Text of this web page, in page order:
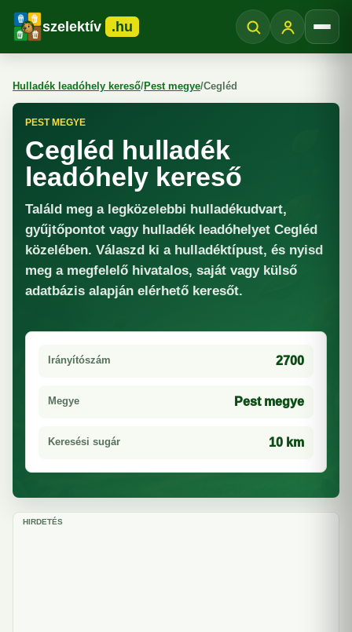
szelektív .hu
Hulladék leadóhely kereső/Pest megye/Cegléd
PEST MEGYE
Cegléd hulladék
leadóhely kereső
Találd meg a legközelebbi hulladékudvart,
gyűjtőpontot vagy hulladék leadóhelyet Cegléd
közelében. Válaszd ki a hulladéktípust, és nyisd
meg a megfelelő hivatalos, saját vagy külső
adatbázis alapján elérhető keresőt.
Irányítószám 2700
Megye Pest megye
Keresési sugár 10 km
HIRDETÉS